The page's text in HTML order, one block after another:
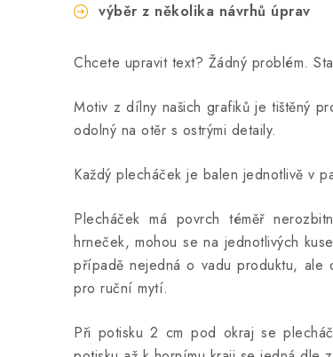
výběr z několika návrhů úprav
Chcete upravit text? Žádný problém.
Motiv z dílny našich grafiků je tištěný
odolný na otěr s ostrými detaily.
Každý plecháček je balen jednotlivě v
Plecháček má povrch téměř
hrneček, mohou se na jednotlivých
případě nejedná o vadu produktu, ale
pro ruční mytí.
Při potisku 2 cm pod okraj se